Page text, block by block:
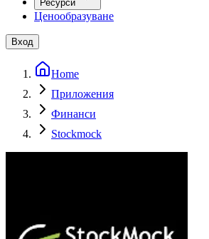
Ресурси
Ценообразуване
Вход
Home
Приложения
Финанси
Stockmock